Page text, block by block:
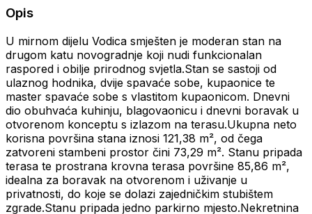
Opis
U mirnom dijelu Vodica smješten je moderan stan na
drugom katu novogradnje koji nudi funkcionalan
raspored i obilje prirodnog svjetla.Stan se sastoji od
ulaznog hodnika, dvije spavaće sobe, kupaonice te
master spavaće sobe s vlastitom kupaonicom. Dnevni
dio obuhvaća kuhinju, blagovaonicu i dnevni boravak u
otvorenom konceptu s izlazom na terasu.Ukupna neto
korisna površina stana iznosi 121,38 m², od čega
zatvoreni stambeni prostor čini 73,29 m². Stanu pripada
terasa te prostrana krovna terasa površine 85,86 m²,
idealna za boravak na otvorenom i uživanje u
privatnosti, do koje se dolazi zajedničkim stubištem
zgrade.Stanu pripada jedno parkirno mjesto.Nekretnina